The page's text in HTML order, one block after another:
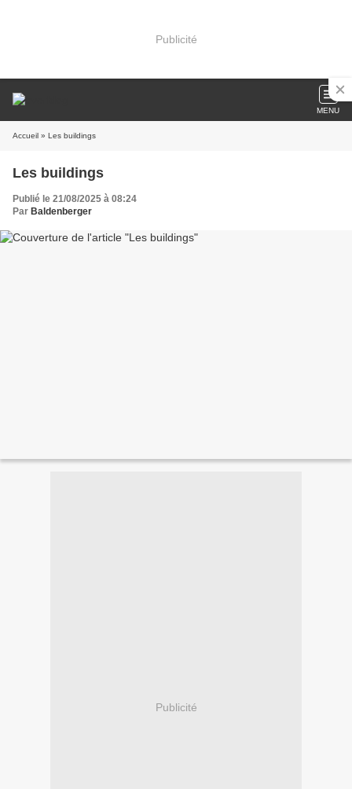
Publicité
MENU
Accueil » Les buildings
Les buildings
Publié le 21/08/2025 à 08:24
Par Baldenberger
Publicité